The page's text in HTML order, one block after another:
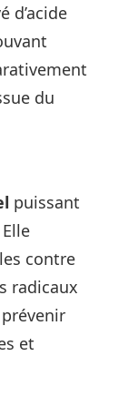
d’acide
du
puissant
contre
radicaux
et